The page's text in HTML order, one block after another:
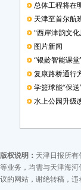
总体工程将在
天津至首尔航
“西岸津韵文
图片新闻
“银龄智能课
复康路桥通行
学篮球能“保
水上公园升级
版权说明： 天津日报所
等业务，均需与天津海
议的网站，谢绝转稿，违